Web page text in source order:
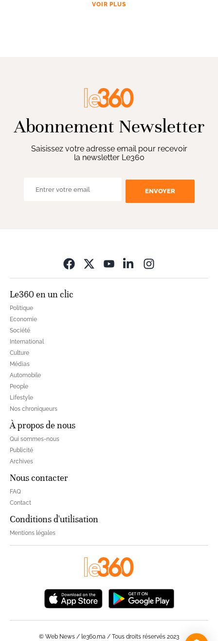
VOIR PLUS
Abonnement Newsletter
Saisissez votre adresse email pour recevoir
la newsletter Le360
ENVOYER
Le360 en un clic
Politique
Economie
Société
International
Culture
Médias
Automobile
People
Lifestyle
Nos chroniqueurs
À propos de nous
Qui sommes-nous
Publicité
Archives
Nous contacter
FAQ
Contact
Conditions d'utilisation
Mentions légales
© Web News / le360.ma / Tous droits réservés 2023